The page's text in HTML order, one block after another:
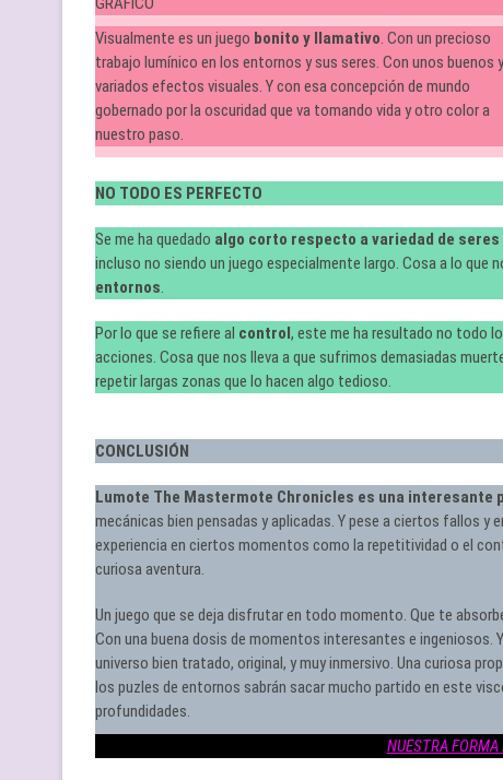
Visualmente es un juego bonito y llamativo. Con un precioso
trabajo lumínico en los entornos y sus seres. Con unos buenos y
variados efectos visuales. Y con esa concepción de mundo
gobernado por la oscuridad que va tomando vida y otro color a
nuestro paso.
NO TODO ES PERFECTO
Se me ha quedado algo corto respecto a variedad de
incluso no siendo un juego especialmente largo. Cosa a lo que
entornos.
Por lo que se refiere al control, este me ha resultado no todo
acciones. Cosa que nos lleva a que sufrimos demasiadas
repetir largas zonas que lo hacen algo tedioso.
CONCLUSIÓN
Lumote The Mastermote Chronicles es una interesante
mecánicas bien pensadas y aplicadas. Y pese a ciertos fallos y
experiencia en ciertos momentos como la repetitividad o el
curiosa aventura.
Un juego que se deja disfrutar en todo momento. Que te
Con una buena dosis de momentos interesantes e ingeniosos.
universo bien tratado, original, y muy inmersivo. Una curiosa
los puzles de entornos sabrán sacar mucho partido en este
profundidades.
NUESTRA FORMA